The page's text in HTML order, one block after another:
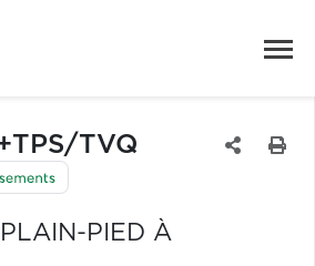
TVQ
PIED À